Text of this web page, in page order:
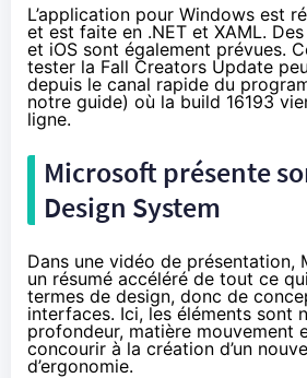
L’application pour Windows est
et est faite en .NET et XAML.
et iOS sont également prévues.
tester la Fall Creators Update
depuis le canal rapide du
notre guide) où la build 16193
ligne.
Microsoft présente
Design System
Dans une vidéo de présentation,
un résumé accéléré de tout ce
termes de design, donc de
interfaces. Ici, les éléments sont
profondeur, matière mouvement
concourir à la création d’un
d’ergonomie.